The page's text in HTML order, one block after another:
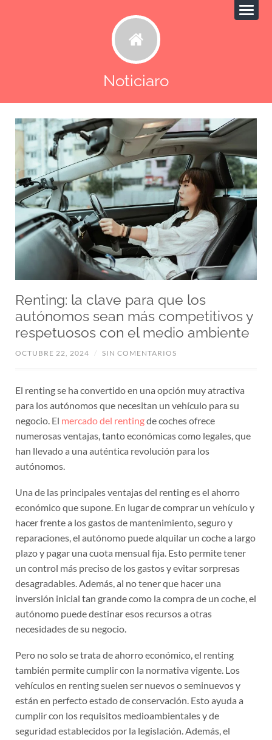
Noticiaro
Renting: la clave para que los
autónomos sean más competitivos y
respetuosos con el medio ambiente
OCTUBRE 22, 2024 / SIN COMENTARIOS
El renting se ha convertido en una opción muy atractiva
para los autónomos que necesitan un vehículo para su
negocio. El mercado del rentingde coches ofrece
numerosas ventajas, tanto económicas como legales, que
han llevado a una auténtica revolución para los
autónomos.
Una de las principales ventajas del renting es el ahorro
económico que supone. En lugar de comprar un vehículo y
hacer frente a los gastos de mantenimiento, seguro y
reparaciones, el autónomo puede alquilar un coche a largo
plazo y pagar una cuota mensual fija. Esto permite tener
un control más preciso de los gastos y evitar sorpresas
desagradables. Además, al no tener que hacer una
inversión inicial tan grande como la compra de un coche, el
autónomo puede destinar esos recursos a otras
necesidades de su negocio.
Pero no solo se trata de ahorro económico, el renting
también permite cumplir con la normativa vigente. Los
vehículos en renting suelen ser nuevos o seminuevos y
están en perfecto estado de conservación. Esto ayuda a
cumplir con los requisitos medioambientales y de
seguridad establecidos por la legislación. Además, el